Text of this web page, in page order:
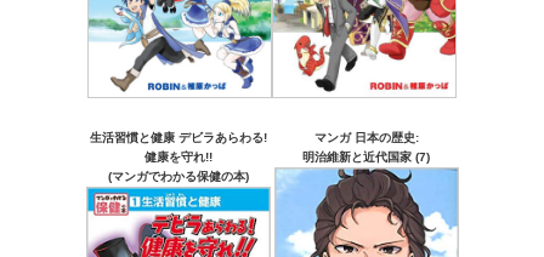
生活習慣と健康 デビラあらわる!
健康を守れ!!
(マンガでわかる保健の本)
マンガ 日本の歴史:
明治維新と近代国家 (7)